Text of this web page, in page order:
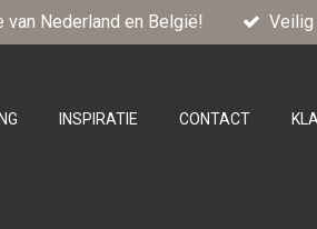
Nederland en België! Veilig
INSPIRATIE CONTACT